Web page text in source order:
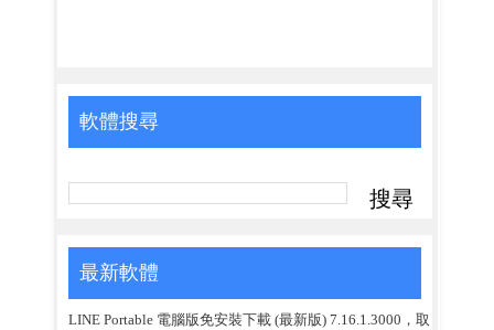
軟體搜尋
最新軟體
LINE Portable 電腦版免安裝下載 (最新版) 7.16.1.3000，取